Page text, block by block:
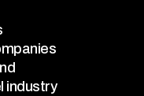
industry